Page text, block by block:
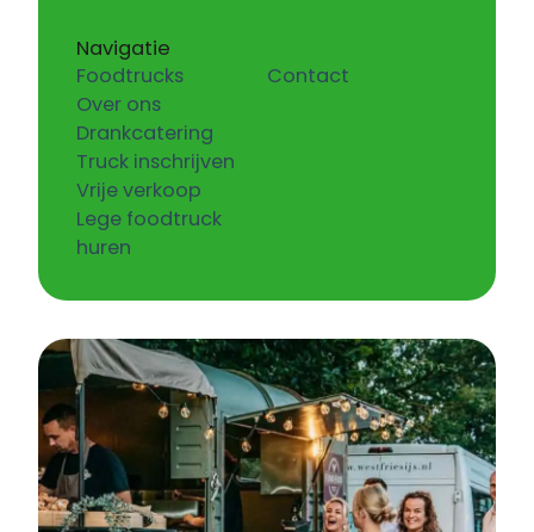
Navigatie
Foodtrucks
Over ons
Drankcatering
Truck inschrijven
Vrije verkoop
Lege foodtruck
huren
Contact